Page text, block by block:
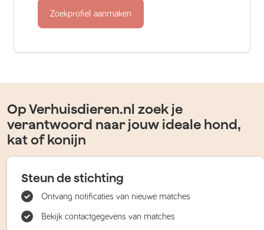
Zoekprofiel aanmaken
Op Verhuisdieren.nl zoek je
verantwoord naar jouw ideale hond,
kat of konijn
Steun de stichting
Ontvang notificaties van nieuwe matches
Bekijk contactgegevens van matches